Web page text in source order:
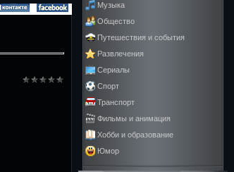
Музыка
Общество
Путешествия и события
Развлечения
Сериалы
Спорт
Транспорт
Фильмы и анимация
Хобби и образование
Юмор